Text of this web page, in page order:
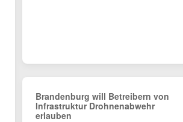
Brandenburg will Betreibern von
Infrastruktur Drohnenabwehr
erlauben